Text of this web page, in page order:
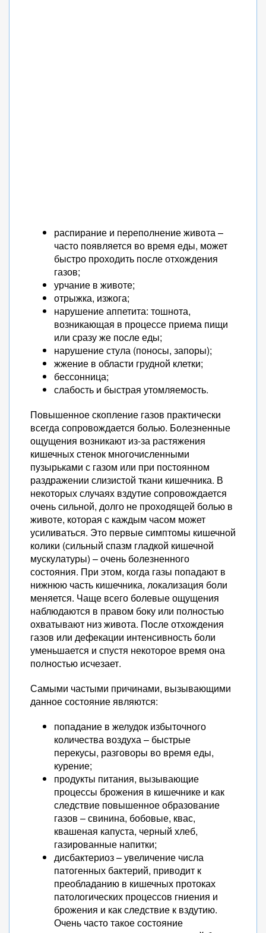
распирание и переполнение живота –
часто появляется во время еды, может
быстро проходить после отхождения
газов;
урчание в животе;
отрыжка, изжога;
нарушение аппетита: тошнота,
возникающая в процессе приема пищи
или сразу же после еды;
нарушение стула (поносы, запоры);
жжение в области грудной клетки;
бессонница;
слабость и быстрая утомляемость.
Повышенное скопление газов практически
всегда сопровождается болью. Болезненные
ощущения возникают из-за растяжения
кишечных стенок многочисленными
пузырьками с газом или при постоянном
раздражении слизистой ткани кишечника. В
некоторых случаях вздутие сопровождается
очень сильной, долго не проходящей болью в
животе, которая с каждым часом может
усиливаться. Это первые симптомы кишечной
колики (сильный спазм гладкой кишечной
мускулатуры) – очень болезненного
состояния. При этом, когда газы попадают в
нижнюю часть кишечника, локализация боли
меняется. Чаще всего болевые ощущения
наблюдаются в правом боку или полностью
охватывают низ живота. После отхождения
газов или дефекации интенсивность боли
уменьшается и спустя некоторое время она
полностью исчезает.
Самыми частыми причинами, вызывающими
данное состояние являются:
попадание в желудок избыточного
количества воздуха – быстрые
перекусы, разговоры во время еды,
курение;
продукты питания, вызывающие
процессы брожения в кишечнике и как
следствие повышенное образование
газов – свинина, бобовые, квас,
квашеная капуста, черный хлеб,
газированные напитки;
дисбактериоз – увеличение числа
патогенных бактерий, приводит к
преобладанию в кишечных протоках
патологических процессов гниения и
брожения и как следствие к вздутию.
Очень часто такое состояние